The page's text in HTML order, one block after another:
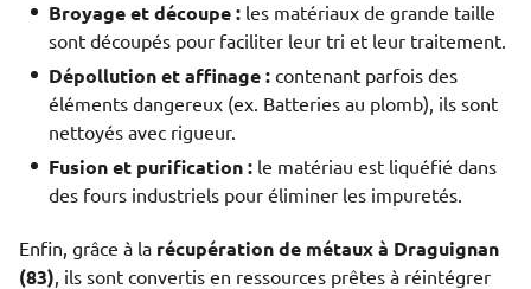
Broyage et découpe : les matériaux de grande taille
sont découpés pour faciliter leur tri et leur traitement.
Dépollution et affinage : contenant parfois des
éléments dangereux (ex. Batteries au plomb), ils sont
nettoyés avec rigueur.
Fusion et purification : le matériau est liquéfié dans
des fours industriels pour éliminer les impuretés.
Enfin, grâce à la récupération de métaux à Draguignan
(83), ils sont convertis en ressources prêtes à réintégrer